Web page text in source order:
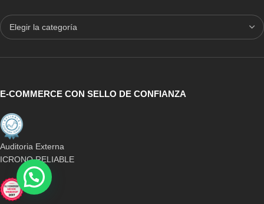
E-COMMERCE CON SELLO DE CONFIANZA
Auditoria Externa
ICRONO RELIABLE